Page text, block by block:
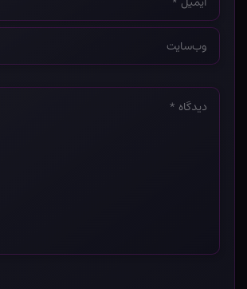
*
وب‌سایت
*
دیدگاه